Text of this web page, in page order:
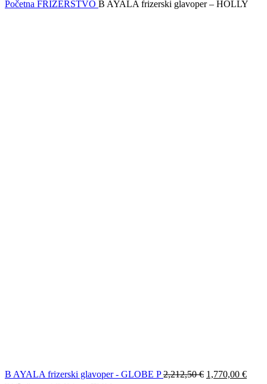
Početna FRIZERSTVO B AYALA frizerski glavoper – HOLLY
B AYALA frizerski glavoper - GLOBE P2,212,50€ 1,770,00 €